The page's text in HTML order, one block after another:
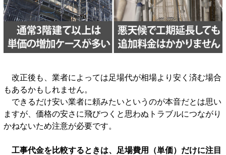
改正後も、業者によっては足場代が相場より安く済む場合
もあるかもしれません。
できるだけ安い業者に頼みたいというのが本音だとは思い
ますが、価格の安さに飛びつくと思わぬトラブルにつながり
かねないため注意が必要です。
工事代金を比較するときは、足場費用（単価）だけに注目